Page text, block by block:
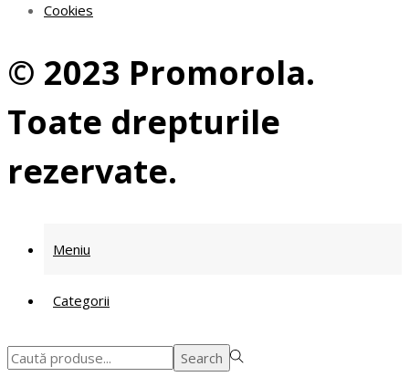
Cookies
© 2023 Promorola.
Toate drepturile
rezervate.
Meniu
Categorii
Search
Search